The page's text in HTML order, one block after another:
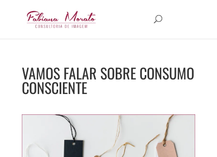
VAMOS FALAR SOBRE CONSUMO
CONSCIENTE